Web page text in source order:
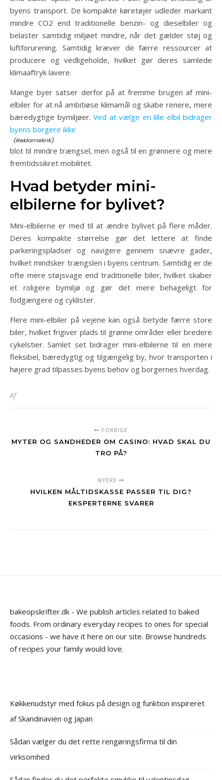
byens transport. De kompakte køretøjer udleder markant
mindre CO2 end traditionelle benzin- og dieselbiler og
belaster samtidig miljøet mindre, når det gælder støj og
luftforurening. Samtidig kræver de færre ressourcer at
producere og vedligeholde, hvilket gør deres samlede
klimaaftryk lavere.
Mange byer satser derfor på at fremme brugen af mini-
elbiler for at nå ambitiøse klimamål og skabe renere, mere
bæredygtige bymiljøer. Ved at vælge en lille elbil bidrager
byens borgere ikke
blot til mindre trængsel, men også til en grønnere og mere
fremtidssikret mobilitet.
Hvad betyder mini-
elbilerne for bylivet?
Mini-elbilerne er med til at ændre bylivet på flere måder.
Deres kompakte størrelse gør det lettere at finde
parkeringspladser og navigere gennem snævre gader,
hvilket mindsker trængslen i byens centrum. Samtidig er de
ofte mere støjsvage end traditionelle biler, hvilket skaber
et roligere bymiljø og gør det mere behageligt for
fodgængere og cyklister.
Flere mini-elbiler på vejene kan også betyde færre store
biler, hvilket frigiver plads til grønne områder eller bredere
cykelstier. Samlet set bidrager mini-elbilerne til en mere
fleksibel, bæredygtig og tilgængelig by, hvor transporten i
højere grad tilpasses byens behov og borgernes hverdag.
Af
FORRIGE
MYTER OG SANDHEDER OM CASINO: HVAD SKAL DU
TRO PÅ?
NYERE
HVILKEN MÅLTIDSKASSE PASSER TIL DIG?
EKSPERTERNE SVARER
bakeopskrifter.dk - We publish articles related to baked
foods. From ordinary everyday recipes to ones for special
occasions - we have it here on our site. Browse hundreds
of recipes your family would love.
Køkkenudstyr med fokus på design og funktion inspireret
af Skandinavien og Japan
Sådan vælger du det rette rengøringsfirma til din
virksomhed